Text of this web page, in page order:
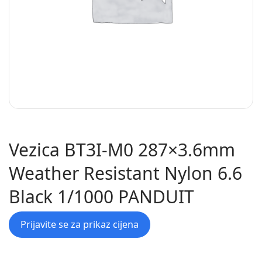
Vezica BT3I-M0 287×3.6mm
Weather Resistant Nylon 6.6
Black 1/1000 PANDUIT
Prijavite se za prikaz cijena